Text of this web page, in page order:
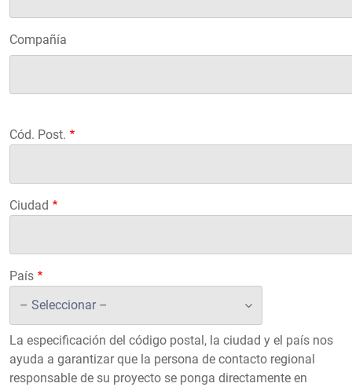
Compañía
Cód. Post.
Ciudad
País
La especificación del código postal, la ciudad y el país nos
ayuda a garantizar que la persona de contacto regional
responsable de su proyecto se ponga directamente en